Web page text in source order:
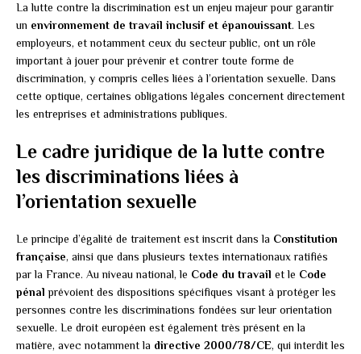
La lutte contre la discrimination est un enjeu majeur pour garantir
un environnement de travail inclusif et épanouissant. Les
employeurs, et notamment ceux du secteur public, ont un rôle
important à jouer pour prévenir et contrer toute forme de
discrimination, y compris celles liées à l’orientation sexuelle. Dans
cette optique, certaines obligations légales concernent directement
les entreprises et administrations publiques.
Le cadre juridique de la lutte contre
les discriminations liées à
l’orientation sexuelle
Le principe d’égalité de traitement est inscrit dans la Constitution
française, ainsi que dans plusieurs textes internationaux ratifiés
par la France. Au niveau national, le Code du travail et le Code
pénal prévoient des dispositions spécifiques visant à protéger les
personnes contre les discriminations fondées sur leur orientation
sexuelle. Le droit européen est également très présent en la
matière, avec notamment la directive 2000/78/CE, qui interdit les